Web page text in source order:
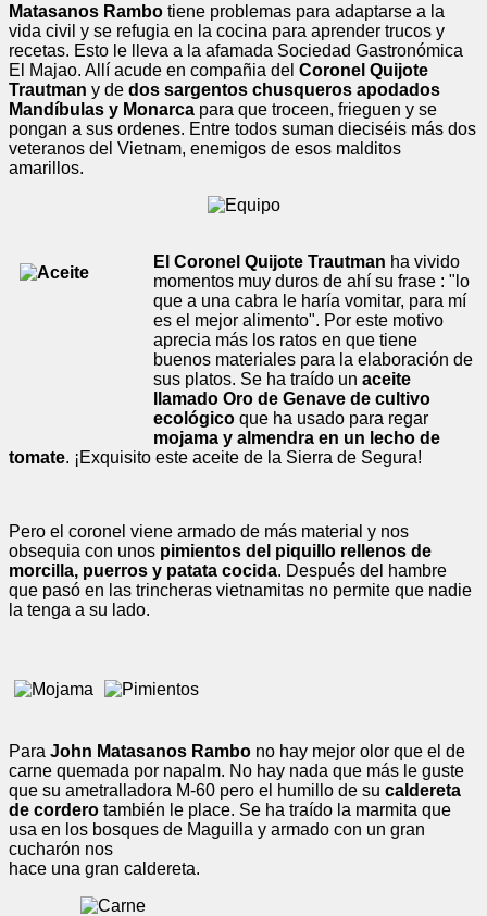
Matasanos Rambo tiene problemas para adaptarse a la
vida civil y se refugia en la cocina para aprender trucos y
recetas. Esto le lleva a la afamada Sociedad Gastronómica
El Majao. Allí acude en compañia del Coronel Quijote
Trautman y de dos sargentos chusqueros apodados
Mandíbulas y Monarca para que troceen, frieguen y se
pongan a sus ordenes. Entre todos suman dieciséis más dos
veteranos del Vietnam, enemigos de esos malditos
amarillos.
El Coronel Quijote Trautman ha vivido
momentos muy duros de ahí su frase : "lo
que a una cabra le haría vomitar, para mí
es el mejor alimento". Por este motivo
aprecia más los ratos en que tiene
buenos materiales para la elaboración de
sus platos. Se ha traído un aceite
llamado Oro de Genave de cultivo
ecológico que ha usado para regar
mojama y almendra en un lecho de
tomate. ¡Exquisito este aceite de la Sierra de Segura!
Pero el coronel viene armado de más material y nos
obsequia con unos pimientos del piquillo rellenos de
morcilla, puerros y patata cocida. Después del hambre
que pasó en las trincheras vietnamitas no permite que nadie
la tenga a su lado.
Para John Matasanos Rambo no hay mejor olor que el de
carne quemada por napalm. No hay nada que más le guste
que su ametralladora M-60 pero el humillo de su caldereta
de cordero también le place. Se ha traído la marmita que
usa en los bosques de Maguilla y armado con un gran
cucharón nos
hace una gran caldereta.